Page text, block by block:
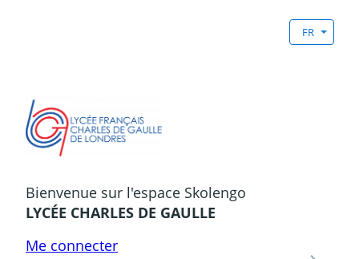
FR
Bienvenue sur l'espace Skolengo
LYCÉE CHARLES DE GAULLE
Me connecter